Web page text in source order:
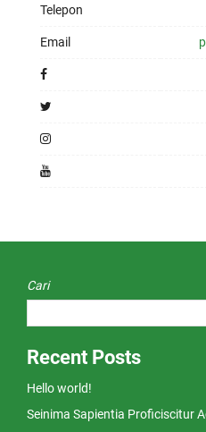
Telepon
Email
Cari
Recent Posts
Hello world!
Seinima Sapientia Proficiscitur